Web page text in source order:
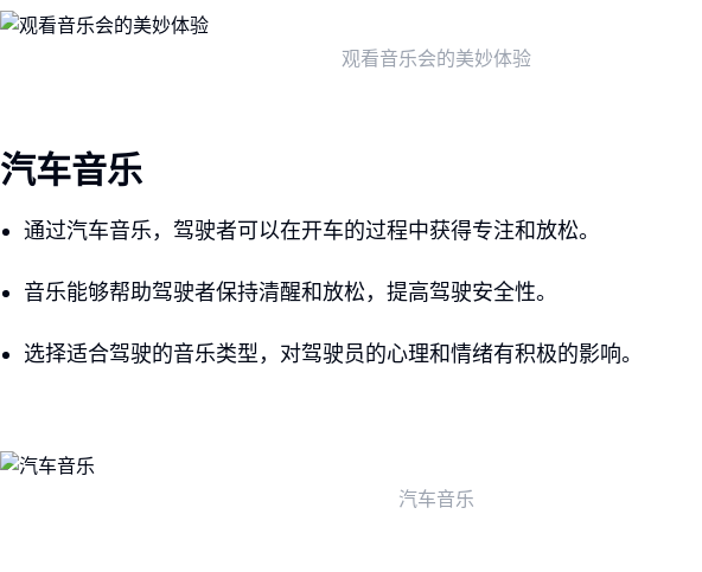
观看音乐会的美妙体验
汽车音乐
通过汽车音乐，驾驶者可以在开车的过程中获得专注和放松。
音乐能够帮助驾驶者保持清醒和放松，提高驾驶安全性。
选择适合驾驶的音乐类型，对驾驶员的心理和情绪有积极的影响。
汽车音乐